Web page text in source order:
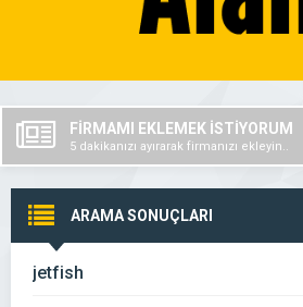
FİRMAMI EKLEMEK İSTİYORUM
5 dakikanızı ayırarak firmanızı ekleyin..
ARAMA SONUÇLARI
jetfish